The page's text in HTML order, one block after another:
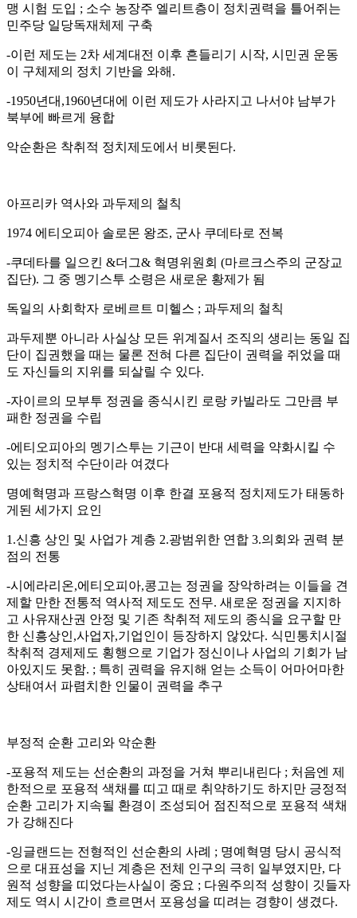
맹 시험 도입 ; 소수 농장주 엘리트층이 정치권력을 틀어쥐는
민주당 일당독재체제 구축
-이런 제도는 2차 세계대전 이후 흔들리기 시작, 시민권 운동
이 구체제의 정치 기반을 와해.
-1950년대,1960년대에 이런 제도가 사라지고 나서야 남부가
북부에 빠르게 융합
악순환은 착취적 정치제도에서 비롯된다.
아프리카 역사와 과두제의 철칙
1974 에티오피아 솔로몬 왕조, 군사 쿠데타로 전복
-쿠데타를 일으킨 &더그& 혁명위원회 (마르크스주의 군장교
집단). 그 중 멩기스투 소령은 새로운 황제가 됨
독일의 사회학자 로베르트 미헬스 ; 과두제의 철칙
과두제뿐 아니라 사실상 모든 위계질서 조직의 생리는 동일 집
단이 집권했을 때는 물론 전혀 다른 집단이 권력을 쥐었을 때
도 자신들의 지위를 되살릴 수 있다.
-자이르의 모부투 정권을 종식시킨 로랑 카빌라도 그만큼 부
패한 정권을 수립
-에티오피아의 멩기스투는 기근이 반대 세력을 약화시킬 수
있는 정치적 수단이라 여겼다
명예혁명과 프랑스혁명 이후 한결 포용적 정치제도가 태동하
게된 세가지 요인
1.신흥 상인 및 사업가 계층 2.광범위한 연합 3.의회와 권력 분
점의 전통
-시에라리온,에티오피아,콩고는 정권을 장악하려는 이들을 견
제할 만한 전통적 역사적 제도도 전무. 새로운 정권을 지지하
고 사유재산권 안정 및 기존 착취적 제도의 종식을 요구할 만
한 신흥상인,사업자,기업인이 등장하지 않았다. 식민통치시절
착취적 경제제도 횡행으로 기업가 정신이나 사업의 기회가 남
아있지도 못함. ; 특히 권력을 유지해 얻는 소득이 어마어마한
상태여서 파렴치한 인물이 권력을 추구
부정적 순환 고리와 악순환
-포용적 제도는 선순환의 과정을 거쳐 뿌리내린다 ; 처음엔 제
한적으로 포용적 색채를 띠고 때로 취약하기도 하지만 긍정적
순환 고리가 지속될 환경이 조성되어 점진적으로 포용적 색채
가 강해진다
-잉글랜드는 전형적인 선순환의 사례 ; 명예혁명 당시 공식적
으로 대표성을 지닌 계층은 전체 인구의 극히 일부였지만, 다
원적 성향을 띠었다는사실이 중요 ; 다원주의적 성향이 깃들자
제도 역시 시간이 흐르면서 포용성을 띠려는 경향이 생겼다.